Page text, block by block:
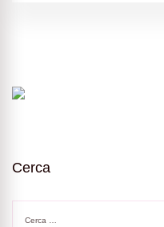
Cerca
per: